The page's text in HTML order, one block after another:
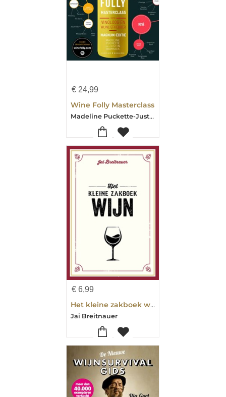
€ 24,99
Wine Folly Masterclass
Madeline Puckette-Justin Hammack
€ 6,99
Het kleine zakboek wijn
Jai Breitnauer